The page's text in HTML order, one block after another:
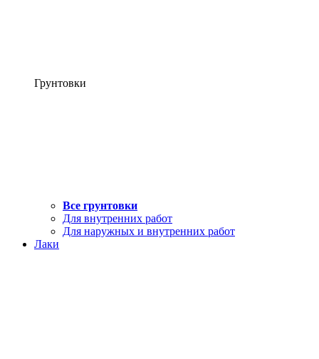
Грунтовки
Все грунтовки
Для внутренних работ
Для наружных и внутренних работ
Лаки